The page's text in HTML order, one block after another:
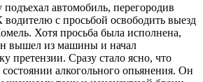
автомобиль, перегородив
водителю с просьбой освободить выезд
Хотя просьба была исполнена,
вышел из машины и начал
претензии. Сразу стало ясно, что
алкогольного опьянения. Он